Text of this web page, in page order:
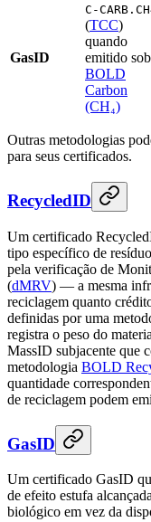
GasID
C-
(TCC)
quando
emitido sob
BOLD
Carbon
(CH₄)
Outras metodologias
para seus certificados.
RecycledID
Um certificado
tipo específico de
pela verificação de
(dMRV) — a mesma
reciclagem quanto
definidas por uma
registra o peso do
MassID subjacente que
metodologia BOLD
quantidade
de reciclagem podem
GasID
Um certificado GasID
de efeito estufa
biológico em vez da